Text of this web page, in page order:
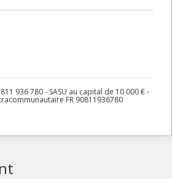
811 936 780 - SASU au capital de 10 000 € -
FR 90811936780